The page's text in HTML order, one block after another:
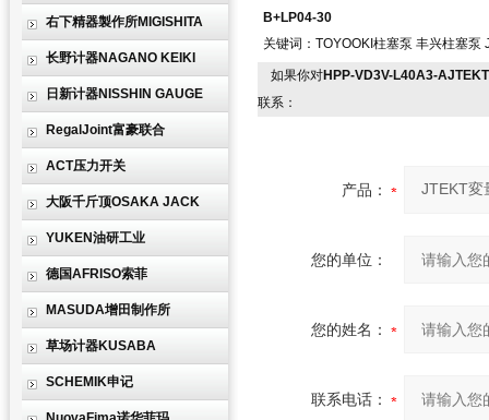
右下精器製作所MIGISHITA
长野计器NAGANO KEIKI
日新计器NISSHIN GAUGE
RegalJoint富豪联合
ACT压力开关
大阪千斤顶OSAKA JACK
YUKEN油研工业
德国AFRISO索菲
MASUDA增田制作所
草场计器KUSABA
SCHEMIK申记
B+LP04-30
关键词：TOYOOKI柱塞泵 丰兴柱塞
如果你对HPP-VD3V-L40A3-
联系：
产品：
您的单位：
您的姓名：
联系电话：